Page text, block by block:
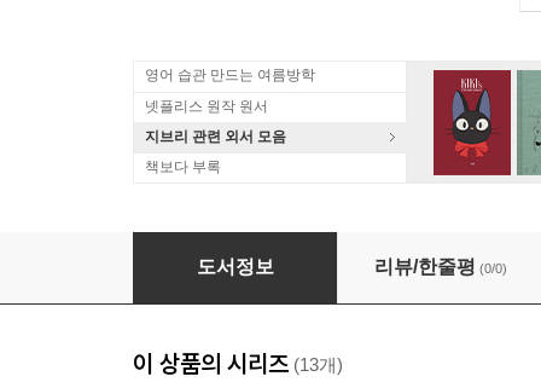
영어 습관 만드는 여름방학
넷플리스 원작 원서
지브리 관련 외서 모음
책보다 부록
ティアム-ン帝國物語 6
도서정보 리뷰/한줄평 (0/0)
이 상품의 시리즈 (13개)